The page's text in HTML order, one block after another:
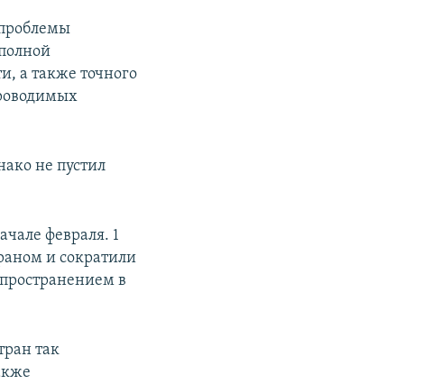
а также точного
не пустил
февраля. 1
и сократили
в
так